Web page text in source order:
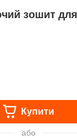
зошит для
Купити
або